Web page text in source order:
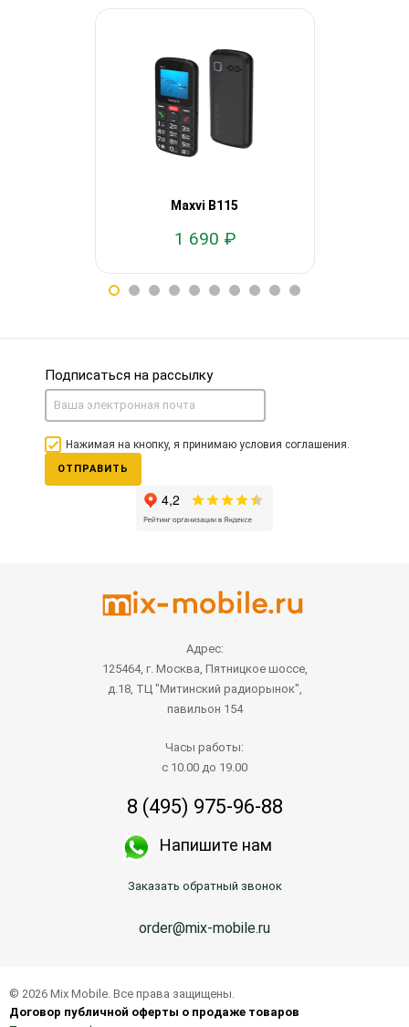
Maxvi B115
1 690 ₽
Подписаться на рассылку
Нажимая на кнопку, я принимаю условия соглашения.
ОТПРАВИТЬ
Адрес:
125464, г. Москва, Пятницкое шоссе,
д.18, ТЦ "Митинский радиорынок",
павильон 154
Часы работы:
с 10.00 до 19.00
8 (495) 975-96-88
Напишите нам
Заказать обратный звонок
order@mix-mobile.ru
© 2026 Mix Mobile. Все права защищены.
Договор публичной оферты о продаже товаров